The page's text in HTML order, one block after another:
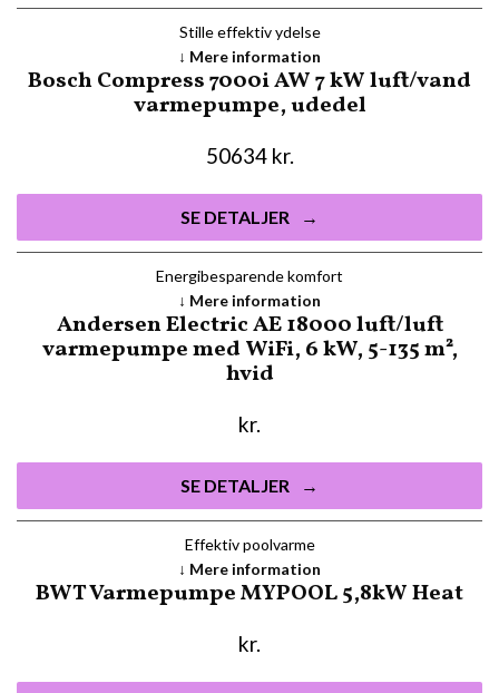
Stille effektiv ydelse
Bosch Compress 7000i AW 7 kW luft/vand
varmepumpe, udedel
50634 kr.
SE DETALJER
Mere information
Energibesparende komfort
Andersen Electric AE 18000 luft/luft
varmepumpe med WiFi, 6 kW, 5-135 m²,
hvid
kr.
SE DETALJER
Mere information
Effektiv poolvarme
BWT Varmepumpe MYPOOL 5,8kW Heat
kr.
Mere information